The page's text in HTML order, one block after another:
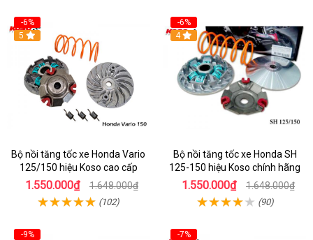
-6%
5
Bộ nồi tăng tốc xe Honda Vario
125/150 hiệu Koso cao cấp
1.550.000₫ 1.648.000₫
(102)
-6%
4
Bộ nồi tăng tốc xe Honda SH
125-150 hiệu Koso chính hãng
1.550.000₫ 1.648.000₫
(90)
-9%
-7%